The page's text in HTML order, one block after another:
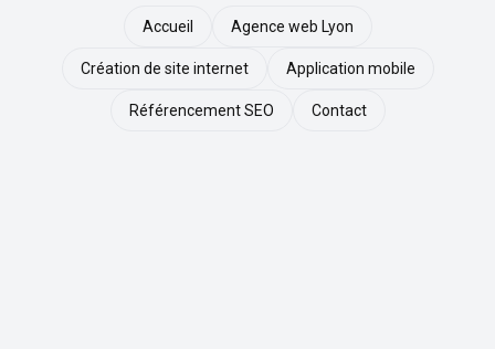
Accueil Agence web Lyon
Création de site internet Application mobile
Référencement SEO Contact